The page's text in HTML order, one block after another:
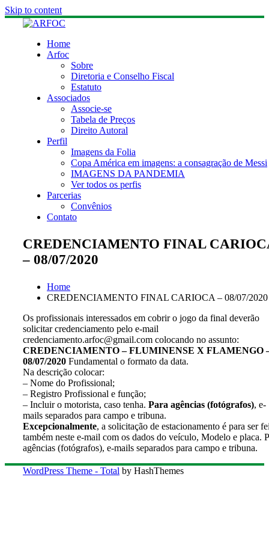
Skip to content
Home
Arfoc
Sobre
Diretoria e Conselho Fiscal
Estatuto
Associados
Associe-se
Tabela de Preços
Direito Autoral
Perfil
Imagens da Folia
Copa América em imagens: a consagração de Messi
IMAGENS DA PANDEMIA
Ver todos os perfis
Parcerias
Convênios
Contato
CREDENCIAMENTO FINAL
– 08/07/2020
Home
CREDENCIAMENTO FINAL CARIOCA – 08/07/2020
Os profissionais interessados em cobrir o jogo da final deverão
solicitar credenciamento pelo e-mail
credenciamento.arfoc@gmail.com colocando no assunto:
CREDENCIAMENTO – FLUMINENSE X FLAMENGO
08/07/2020 Fundamental o formato da data.
Na descrição colocar:
– Nome do Profissional;
– Registro Profissional e função;
– Incluir o motorista, caso tenha. Para agências (fotógrafos), e-
mails separados para campo e tribuna.
Excepcionalmente, a solicitação de estacionamento é para ser
também neste e-mail com os dados do veículo, Modelo e placa.
agências (fotógrafos), e-mails separados para campo e tribuna.
WordPress Theme - Total by HashThemes